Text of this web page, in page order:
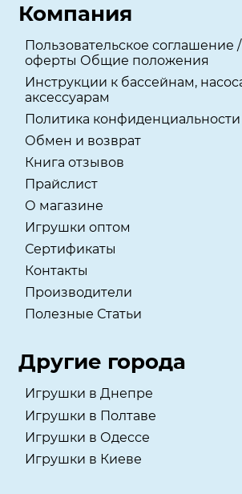
Компания
Пользовательское соглашение
оферты Общие положения
Инструкции к бассейнам,
аксессуарам
Политика конфиденциальности
Обмен и возврат
Книга отзывов
Прайслист
О магазине
Игрушки оптом
Сертификаты
Контакты
Производители
Полезные Статьи
Другие города
Игрушки в Днепре
Игрушки в Полтаве
Игрушки в Одессе
Игрушки в Киеве